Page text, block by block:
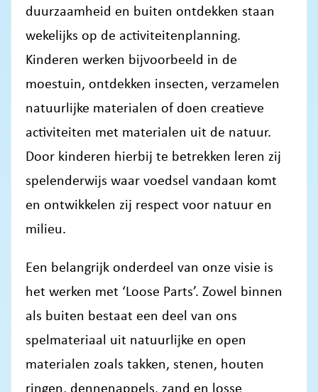
duurzaamheid en buiten ontdekken staan
wekelijks op de activiteitenplanning.
Kinderen werken bijvoorbeeld in de
moestuin, ontdekken insecten, verzamelen
natuurlijke materialen of doen creatieve
activiteiten met materialen uit de natuur.
Door kinderen hierbij te betrekken leren zij
spelenderwijs waar voedsel vandaan komt
en ontwikkelen zij respect voor natuur en
milieu.
Een belangrijk onderdeel van onze visie is
het werken met ‘Loose Parts’. Zowel binnen
als buiten bestaat een deel van ons
spelmateriaal uit natuurlijke en open
materialen zoals takken, stenen, houten
ringen, dennenappels, zand en losse